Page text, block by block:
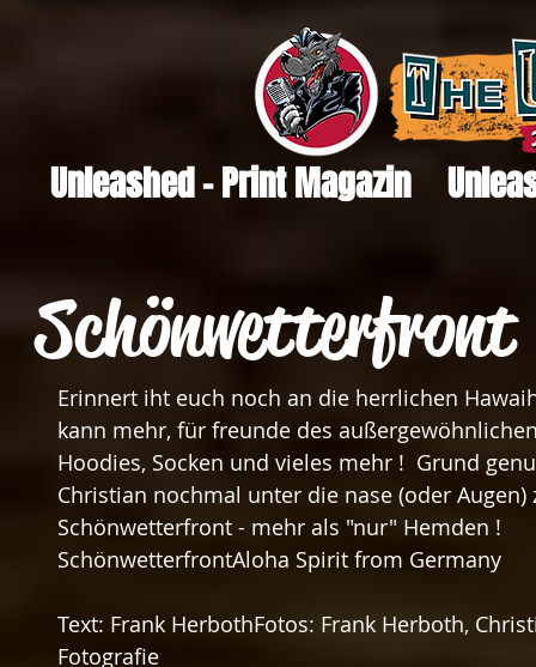
Unleashed - Print Magazin
Schönwetterfront
Erinnert iht euch noch an die herrlichen
kann mehr, für freunde des
Hoodies, Socken und vieles mehr !  Grund
Christian nochmal unter die nase (oder Augen)
Schönwetterfront - mehr als "nur" Hemden !
SchönwetterfrontAloha Spirit from Germany
Text: Frank HerbothFotos: Frank Herboth,
Fotografie